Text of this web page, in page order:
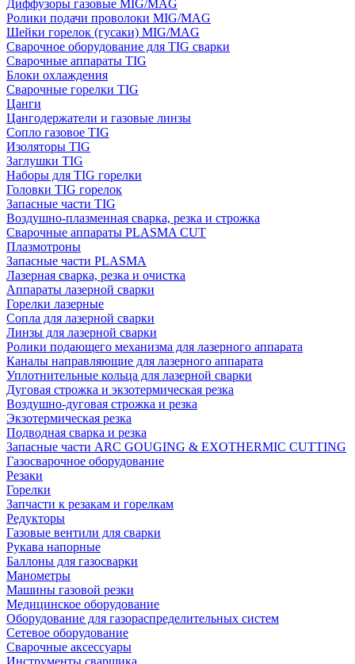
Диффузоры газовые MIG/MAG
Ролики подачи проволоки MIG/MAG
Шейки горелок (гусаки) MIG/MAG
Сварочное оборудование для TIG сварки
Сварочные аппараты TIG
Блоки охлаждения
Сварочные горелки TIG
Цанги
Цангодержатели и газовые линзы
Сопло газовое TIG
Изоляторы TIG
Заглушки TIG
Наборы для TIG горелки
Головки TIG горелок
Запасные части TIG
Воздушно-плазменная сварка, резка и строжка
Сварочные аппараты PLASMA CUT
Плазмотроны
Запасные части PLASMA
Лазерная сварка, резка и очистка
Аппараты лазерной сварки
Горелки лазерные
Сопла для лазерной сварки
Линзы для лазерной сварки
Ролики подающего механизма для лазерного аппарата
Каналы направляющие для лазерного аппарата
Уплотнительные кольца для лазерной сварки
Дуговая строжка и экзотермическая резка
Воздушно-дуговая строжка и резка
Экзотермическая резка
Подводная сварка и резка
Запасные части ARC GOUGING & EXOTHERMIC CUTTING
Газосварочное оборудование
Резаки
Горелки
Запчасти к резакам и горелкам
Редукторы
Газовые вентили для сварки
Рукава напорные
Баллоны для газосварки
Манометры
Машины газовой резки
Медицинское оборудование
Оборудование для газораспределительных систем
Сетевое оборудование
Сварочные аксессуары
Инструменты сварщика